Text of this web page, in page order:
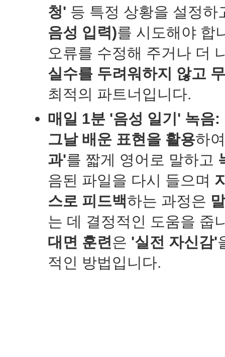
청' 등 특정 상황을 설정하
음성 입력)를 시도해야 합
오류를 수정해 주거나 더
실수를 두려워하지 않고
최적의 파트너입니다.
매일 1분 '음성 일기' 녹음:
그날 배운 표현을 활용하
과'를 짧게 영어로 말하고
음된 파일을 다시 들으며
스로 피드백하는 과정은
는 데 결정적인 도움을 줍
대면 훈련은 '실전 자신감'
적인 방법입니다.